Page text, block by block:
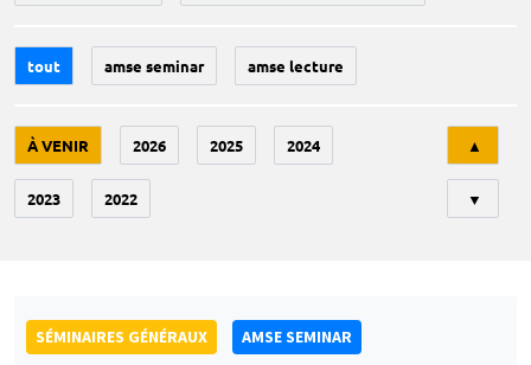
tout amse seminar amse lecture
À VENIR 2026 2025 2024
2023 2022
▲
▼
SÉMINAIRES GÉNÉRAUX
AMSE SEMINAR